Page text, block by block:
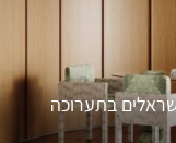
שקל
בתערוכה